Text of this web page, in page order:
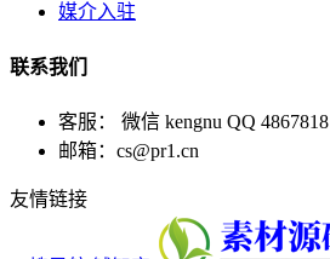
媒介入驻
联系我们
客服： 微信 kengnu QQ 4867818
邮箱：cs@pr1.cn
友情链接